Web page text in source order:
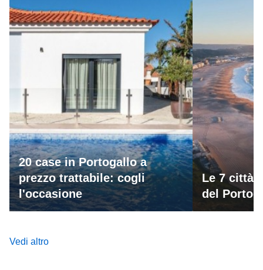
20 case in Portogallo a
prezzo trattabile: cogli
l'occasione
Le 7 città
del
Vedi altro